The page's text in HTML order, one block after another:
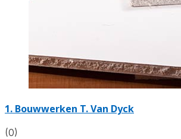
1. Bouwwerken T. Van Dyck
(0)